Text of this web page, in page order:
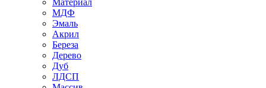
Материал
МДФ
Эмаль
Акрил
Береза
Дерево
Дуб
ЛДСП